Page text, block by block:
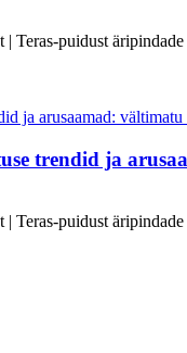
| Teras-puidust
trendid ja
| Teras-puidust